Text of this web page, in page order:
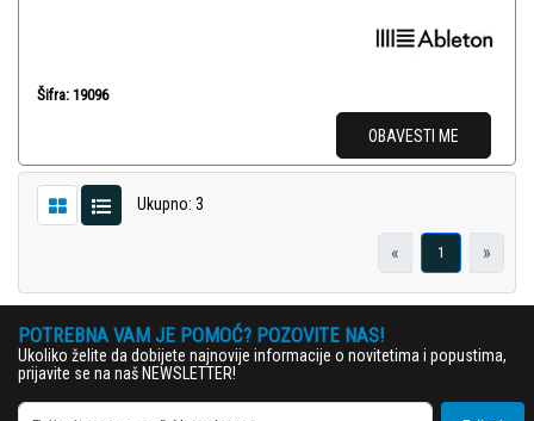
Šifra: 19096
OBAVESTI ME
Ukupno: 3
« 1 »
POTREBNA VAM JE POMOĆ? POZOVITE NAS!
Ukoliko želite da dobijete najnovije informacije o novitetima i popustima,
prijavite se na naš NEWSLETTER!